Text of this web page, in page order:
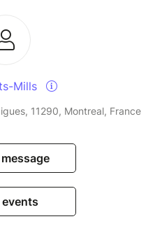
Mills
11290, Montreal, France